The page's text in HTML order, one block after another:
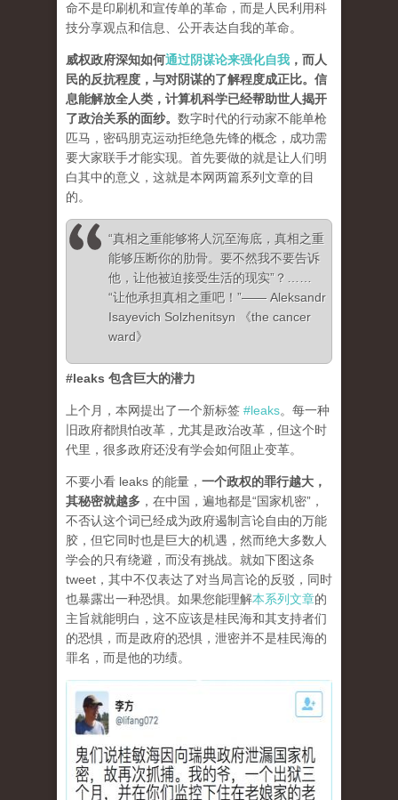
命不是印刷机和宣传单的革命，而是人民利用科
技分享观点和信息、公开表达自我的革命。
威权政府深知如何通过阴谋论来强化自我 ，而人
民的反抗程度，与对阴谋的了解程度成正比。信
息能解放全人类，计算机科学已经帮助世人揭开
了政治关系的面纱。 数字时代的行动家不能单枪
匹马，密码朋克运动拒绝急先锋的概念，成功需
要大家联手才能实现。首先要做的就是让人们明
白其中的意义，这就是本网两篇系列文章的目
的。
“真相之重能够将人沉至海底，真相之重
能够压断你的肋骨。要不然我不要告诉
他，让他被迫接受生活的现实”？……
“让他承担真相之重吧！”—— Aleksandr
Isayevich Solzhenitsyn 《the cancer
ward》
#leaks 包含巨大的潜力
上个月，本网提出了一个新标签 #leaks。每一种
旧政府都惧怕改革，尤其是政治改革，但这个时
代里，很多政府还没有学会如何阻止变革。
不要小看 leaks 的能量， 一个政权的罪行越大，
其秘密就越多 ，在中国，遍地都是“国家机密”，
不否认这个词已经成为政府遏制言论自由的万能
胶，但它同时也是巨大的机遇，然而绝大多数人
学会的只有绕避，而没有挑战。就如下图这条
tweet，其中不仅表达了对当局言论的反驳，同时
也暴露出一种恐惧。如果您能理解本系列文章的
主旨就能明白，这不应该是桂民海和其支持者们
的恐惧，而是政府的恐惧，泄密并不是桂民海的
罪名，而是他的功绩。